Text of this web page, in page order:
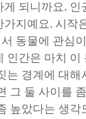
되니까요. 인
지예요. 시작
동물에 관심
인간은 마치
경계에 대해
그 둘 사이를
높았다는 생